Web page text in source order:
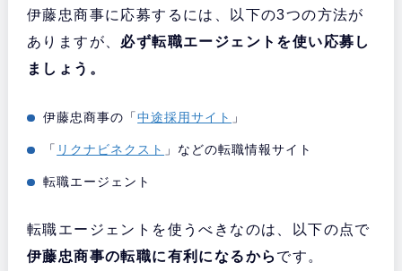
伊藤忠商事に応募するには、以下の3つの方法が
ありますが、 必ず転職エージェントを使い応募し
ましょう。
伊藤忠商事の「中途採用サイト 」
「 リクナビネクスト 」などの転職情報サイト
転職エージェント
転職エージェントを使うべきなのは、以下の点で
伊藤忠商事の転職に有利になるから です。